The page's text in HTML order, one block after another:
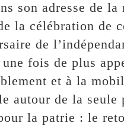
son adresse de la
la célébration de
de
une fois de plus
et à la
autour de la
la patrie : le